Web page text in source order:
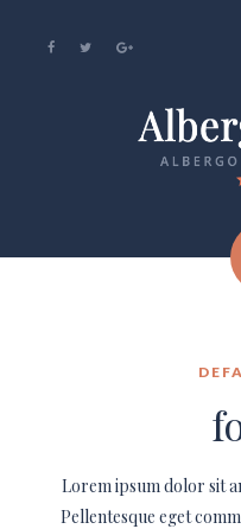
Lorem ipsum dolor sit
Pellentesque eget